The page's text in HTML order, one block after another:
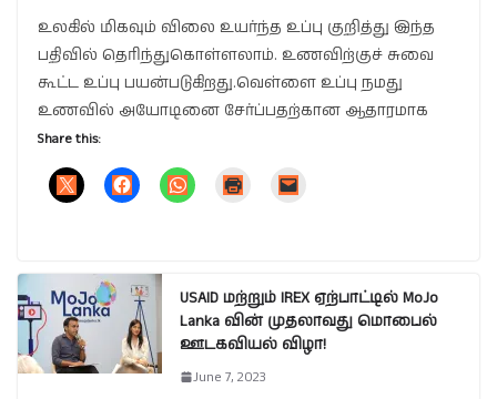
உலகில் மிகவும் விலை உயர்ந்த உப்பு குறித்து இந்த
பதிவில் தெரிந்துகொள்ளலாம். உணவிற்குச் சுவை
கூட்ட உப்பு பயன்படுகிறது.வெள்ளை உப்பு நமது
உணவில் அயோடினை சேர்ப்பதற்கான ஆதாரமாக
Share this:
USAID மற்றும் IREX ஏற்பாட்டில் MoJo
Lanka வின் முதலாவது மொபைல்
ஊடகவியல் விழா!
June 7, 2023